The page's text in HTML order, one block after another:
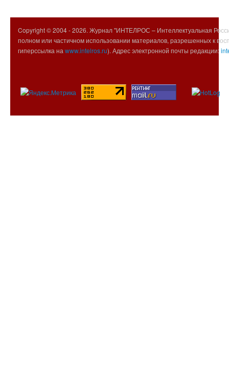
Copyright © 2004 -2026. Журнал "ИНТЕЛРОС – Интеллектуальная
полном или частичном использовании материалов, разрешенных к
гиперссылка на www.intelros.ru). Адрес электронной почты редакции: